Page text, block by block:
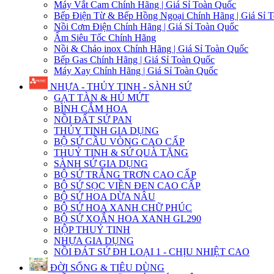
Máy Vắt Cam Chính Hãng | Giá Sỉ Toàn Quốc
Bếp Điện Từ & Bếp Hồng Ngoại Chính Hãng | Giá Sỉ
Nồi Cơm Điện Chính Hãng | Giá Sỉ Toàn Quốc
Ấm Siêu Tốc Chính Hãng
Nồi & Chảo inox Chính Hãng | Giá Sỉ Toàn Quốc
Bếp Gas Chính Hãng | Giá Sỉ Toàn Quốc
Máy Xay Chính Hãng | Giá Sỉ Toàn Quốc
NHỰA - THỦY TINH - SÀNH SỨ
GẠT TÀN & HỦ MỨT
BÌNH CẮM HOA
NỒI ĐẤT SỨ PAN
THỦY TINH GIA DỤNG
BỘ SỨ CẦU VÒNG CAO CẤP
THUỶ TINH & SỨ QUÀ TẶNG
SÀNH SỨ GIA DỤNG
BỘ SỨ TRẮNG TRƠN CAO CẤP
BỘ SỨ SỌC VIỀN ĐEN CAO CẤP
BỘ SỨ HOA DỪA NÂU
BỘ SỨ HOA XANH CHỮ PHÚC
BỘ SỨ XOẮN HOA XANH GL290
HỘP THUỶ TINH
NHỰA GIA DỤNG
NỒI ĐÁT SỨ ĐH LOẠI 1 - CHỊU NHIỆT CAO
ĐỜI SỐNG & TIÊU DÙNG